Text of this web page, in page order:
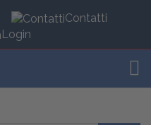
Contatti
Login